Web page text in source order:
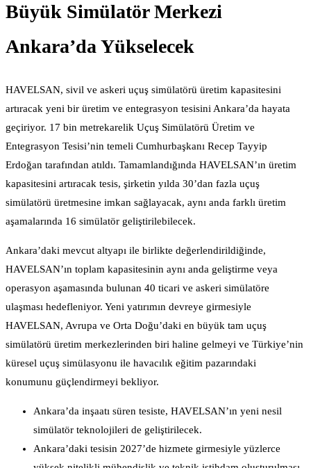
Büyük Simülatör Merkezi
Ankara’da Yükselecek
HAVELSAN, sivil ve askeri uçuş simülatörü üretim kapasitesini
artıracak yeni bir üretim ve entegrasyon tesisini Ankara’da hayata
geçiriyor. 17 bin metrekarelik Uçuş Simülatörü Üretim ve
Entegrasyon Tesisi’nin temeli Cumhurbaşkanı Recep Tayyip
Erdoğan tarafından atıldı. Tamamlandığında HAVELSAN’ın üretim
kapasitesini artıracak tesis, şirketin yılda 30’dan fazla uçuş
simülatörü üretmesine imkan sağlayacak, aynı anda farklı üretim
aşamalarında 16 simülatör geliştirilebilecek.
Ankara’daki mevcut altyapı ile birlikte değerlendirildiğinde,
HAVELSAN’ın toplam kapasitesinin aynı anda geliştirme veya
operasyon aşamasında bulunan 40 ticari ve askeri simülatöre
ulaşması hedefleniyor. Yeni yatırımın devreye girmesiyle
HAVELSAN, Avrupa ve Orta Doğu’daki en büyük tam uçuş
simülatörü üretim merkezlerinden biri haline gelmeyi ve Türkiye’nin
küresel uçuş simülasyonu ile havacılık eğitim pazarındaki
konumunu güçlendirmeyi bekliyor.
Ankara’da inşaatı süren tesiste, HAVELSAN’ın yeni nesil
simülatör teknolojileri de geliştirilecek.
Ankara’daki tesisin 2027’de hizmete girmesiyle yüzlerce